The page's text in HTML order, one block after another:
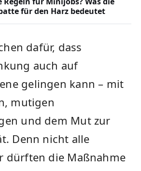
für den Harz bedeutet
dafür, dass
auch auf
gelingen kann – mit
mutigen
und dem Mut zur
Denn nicht alle
dürften die Maßnahme